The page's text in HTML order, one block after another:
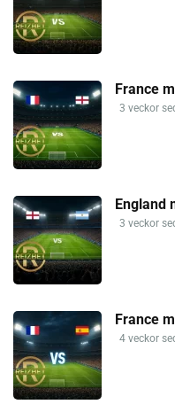
France
3 veckor
England
3 veckor
France
4 veckor